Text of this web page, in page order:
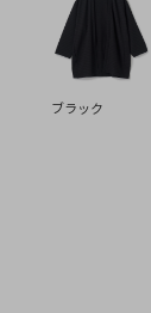
ブラック